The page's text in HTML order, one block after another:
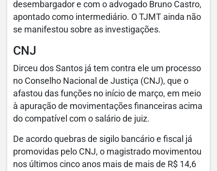
desembargador e com o advogado Bruno Castro,
apontado como intermediário. O TJMT ainda não
se manifestou sobre as investigações.
CNJ
Dirceu dos Santos já tem contra ele um processo
no Conselho Nacional de Justiça (CNJ), que o
afastou das funções no início de março, em meio
à apuração de movimentações financeiras acima
do compatível com o salário de juiz.
De acordo quebras de sigilo bancário e fiscal já
promovidas pelo CNJ, o magistrado movimentou
nos últimos cinco anos mais de mais de R$ 14,6